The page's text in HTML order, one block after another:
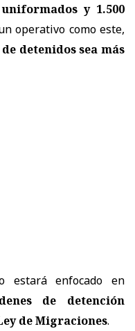
y 1.500
operativo como este,
detenidos sea más
estará enfocado en
de detención
de Migraciones.